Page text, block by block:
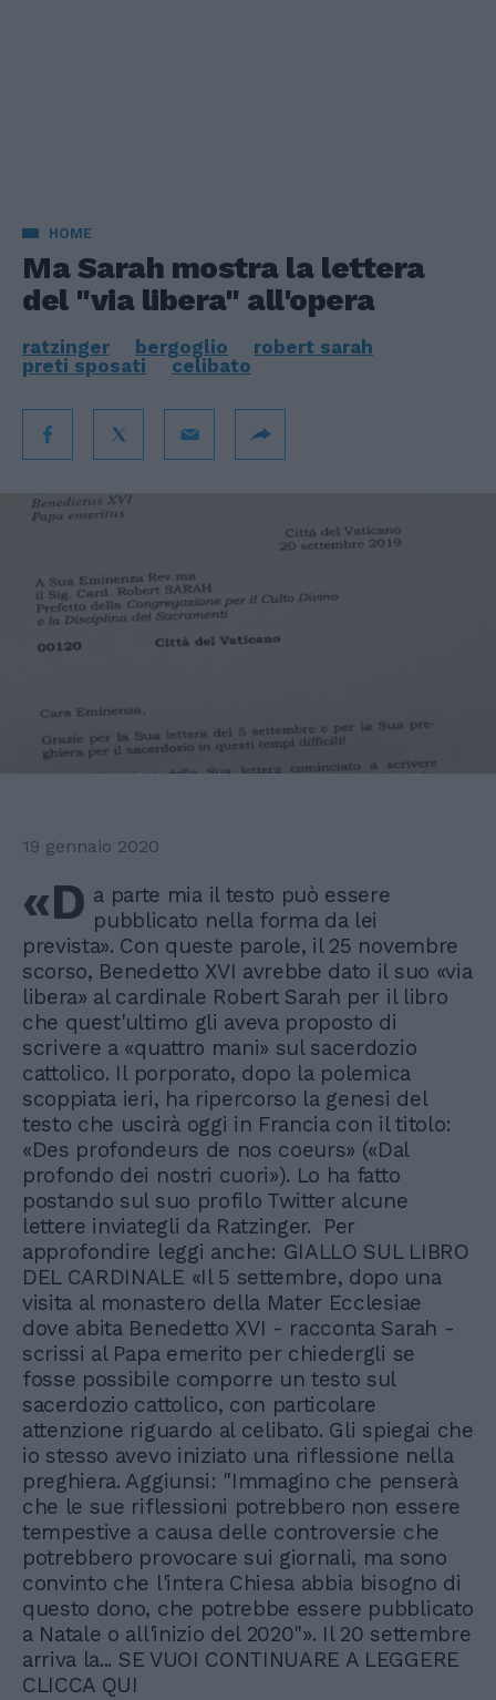
HOME
Ma Sarah mostra la lettera
del "via libera" all'opera
ratzinger bergoglio
robert sarah
preti sposati
celibato
19 gennaio 2020
«D a parte mia il testo può essere
pubblicato nella forma da lei
prevista». Con queste parole, il 25 novembre
scorso, Benedetto XVI avrebbe dato il suo «via
libera» al cardinale Robert Sarah per il libro
che quest'ultimo gli aveva proposto di
scrivere a «quattro mani» sul sacerdozio
cattolico. Il porporato, dopo la polemica
scoppiata ieri, ha ripercorso la genesi del
testo che uscirà oggi in Francia con il titolo:
«Des profondeurs de nos coeurs» («Dal
profondo dei nostri cuori»). Lo ha fatto
postando sul suo profilo Twitter alcune
lettere inviategli da Ratzinger. Per
approfondire leggi anche: GIALLO SUL LIBRO
DEL CARDINALE «Il 5 settembre, dopo una
visita al monastero della Mater Ecclesiae
dove abita Benedetto XVI - racconta Sarah -
scrissi al Papa emerito per chiedergli se
fosse possibile comporre un testo sul
sacerdozio cattolico, con particolare
attenzione riguardo al celibato. Gli spiegai che
io stesso avevo iniziato una riflessione nella
preghiera. Aggiunsi: "Immagino che penserà
che le sue riflessioni potrebbero non essere
tempestive a causa delle controversie che
potrebbero provocare sui giornali, ma sono
convinto che l'intera Chiesa abbia bisogno di
questo dono, che potrebbe essere pubblicato
a Natale o all'inizio del 2020"». Il 20 settembre
arriva la... SE VUOI CONTINUARE A LEGGERE
CLICCA QUI